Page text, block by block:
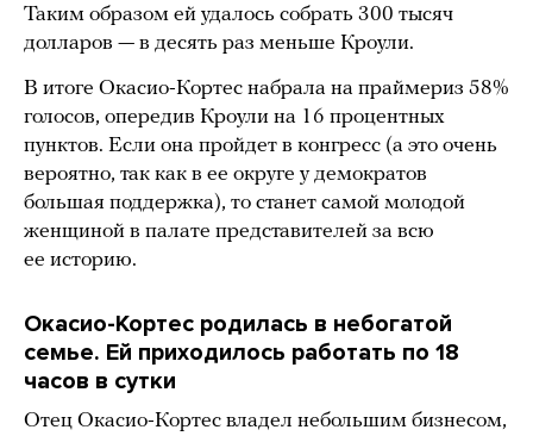
Таким образом ей удалось собрать 300 тысяч
долларов — в десять раз меньше Кроули.
В итоге Окасио-Кортес набрала на праймериз 58%
голосов, опередив Кроули на 16 процентных
пунктов. Если она пройдет в конгресс (а это очень
вероятно, так как в ее округе у демократов
большая поддержка), то станет самой молодой
женщиной в палате представителей за всю
ее историю.
Окасио-Кортес родилась в небогатой
семье. Ей приходилось работать по 18
часов в сутки
Отец Окасио-Кортес владел небольшим бизнесом,